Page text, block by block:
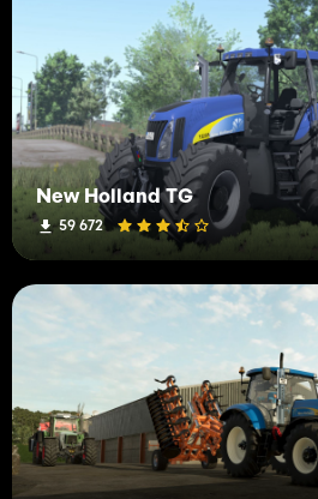
New Holland TG
59 672